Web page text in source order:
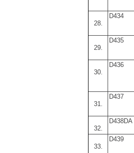
28.
D434
29.
D435
30.
D436
31.
D437
32.
D438DA
33.
D439